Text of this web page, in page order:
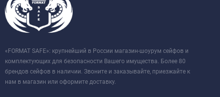
«FORMAT SAFE»: крупнейший в России магазин-шоурум сейфов и
комплектующих для безопасности Вашего имущества. Более 80
брендов сейфов в наличии. Звоните и заказывайте, приезжайте к
нам в магазин или оформите доставку.